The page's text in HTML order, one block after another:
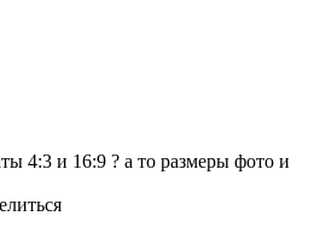
4:3 и 16:9 ? а то размеры фото и